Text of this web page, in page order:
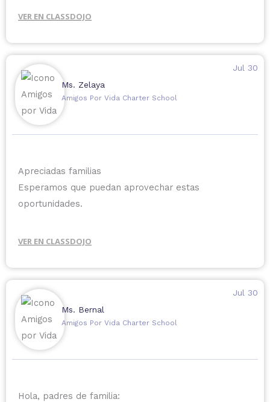
VER EN CLASSDOJO
Ms. Zelaya
Jul 30
Amigos Por Vida Charter School
Apreciadas familias
Esperamos que puedan aprovechar estas
oportunidades.
VER EN CLASSDOJO
Ms. Bernal
Jul 30
Amigos Por Vida Charter School
Hola, padres de familia: